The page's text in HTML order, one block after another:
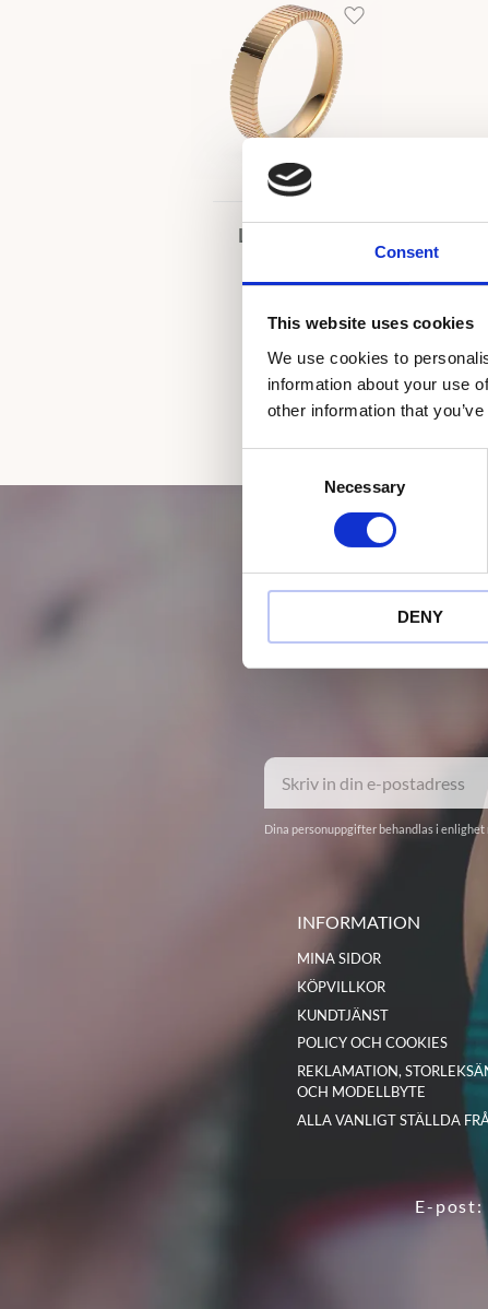
Consent
This website uses cookies
We use cookies to
information about your use
other information that
o
e
Necessary
DENY
Line Albert
Lägg till i favoriter
Dina personuppgifter behandlas i enlighet
INFORMATION
MINA SIDOR
KÖPVILLKOR
KUNDTJÄNST
POLICY OCH COOKIES
REKLAMATION,
OCH MODELLBYTE
ALLA VANLIGT STÄLLDA
E-post: